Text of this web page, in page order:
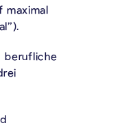
maximal
berufliche